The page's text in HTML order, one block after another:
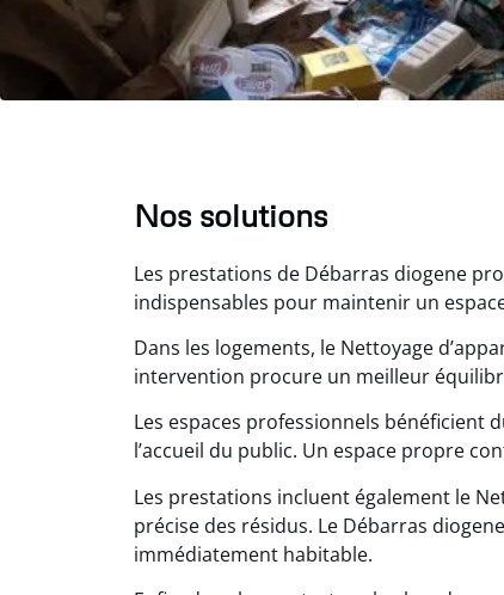
Nos solutions
Les prestations de Débarras diogene
indispensables pour maintenir un
Dans les logements, le Nettoyage
intervention procure un meilleur
Les espaces professionnels bénéficient
l’accueil du public. Un espace propre
Les prestations incluent également le
précise des résidus. Le Débarras
immédiatement habitable.